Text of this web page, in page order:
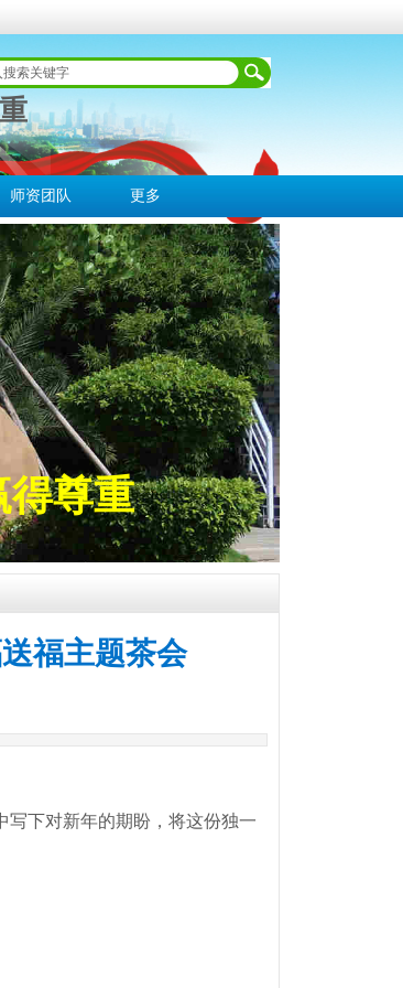
师资团队 更多
得尊重
福主题茶会
写下对新年的期盼，将这份独一